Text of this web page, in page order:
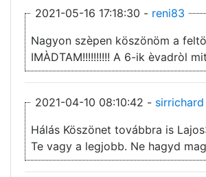
2021-05-16 17:18:30 - reni83
Nagyon szèpen köszönöm a
IMÀDTAM!!!!!!!!!! A 6-ik èvadròl
2021-04-10 08:10:42 - sirrichard
Hálás Köszönet továbbra is
Te vagy a legjobb. Ne hagyd